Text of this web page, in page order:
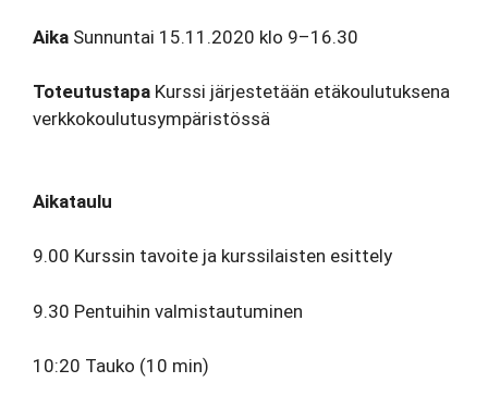
Aika Sunnuntai 15.11.2020 klo 9–16.30
Toteutustapa Kurssi järjestetään etäkoulutuksena
verkkokoulutusympäristössä
Aikataulu
9.00 Kurssin tavoite ja kurssilaisten esittely
9.30 Pentuihin valmistautuminen
10:20 Tauko (10 min)